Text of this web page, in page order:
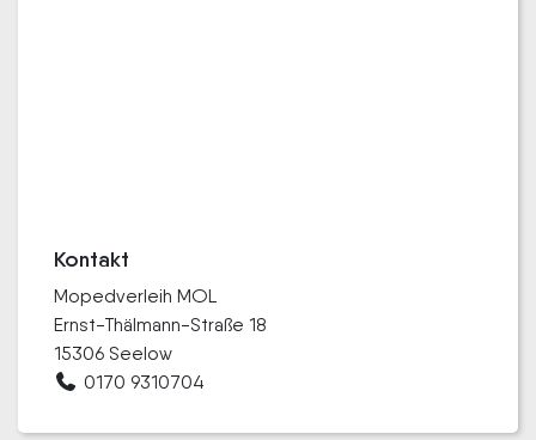
Kontakt
Mopedverleih MOL
Ernst-Thälmann-Straße 18
15306 Seelow
0170 9310704